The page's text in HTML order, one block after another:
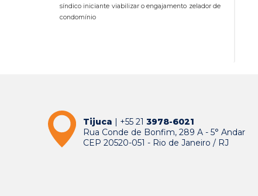
síndico iniciante viabilizar o engajamento zelador de
condomínio
Tijuca | +55 21 3978-6021
Rua Conde de Bonfim, 289 A - 5° Andar
CEP 20520-051 - Rio de Janeiro / RJ